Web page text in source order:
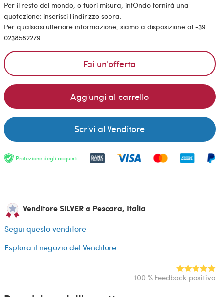
Per il resto del mondo, o fuori misura, intOndo fornirà una
quotazione: inserisci l'indirizzo sopra.
Per qualsiasi ulteriore informazione, siamo a disposizione al +39
0238582279.
Fai un'offerta
Aggiungi al carrello
Scrivi al Venditore
Protezione degli acquisti
Venditore SILVER a Pescara, Italia
Segui questo venditore
Esplora il negozio del Venditore
100 % Feedback positivo